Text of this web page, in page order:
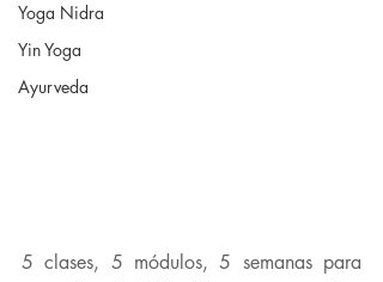
Yoga Nidra
Yin Yoga
Ayurveda
5 clases, 5 módulos, 5 semanas para